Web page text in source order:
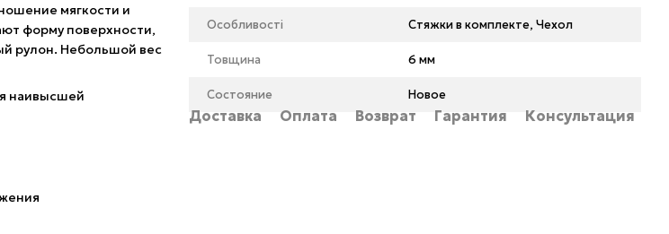
мягкости и
форму поверхности,
рулон. Небольшой вес
наивысшей
Особливості Стяжки в комплекте, Чехол
Товщина 6 мм
Состояние Новое
Доставка Оплата Возврат Гарантия Консультация